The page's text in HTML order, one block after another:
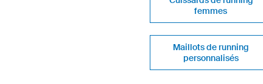
femmes
Maillots de running
personnalisés